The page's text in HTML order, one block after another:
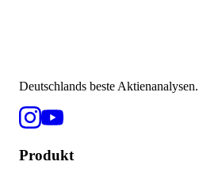
Deutschlands beste Aktienanalysen.
Produkt